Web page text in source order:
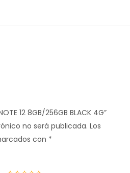
12 8GB/256GB BLACK 4G”
no será publicada. Los
con *